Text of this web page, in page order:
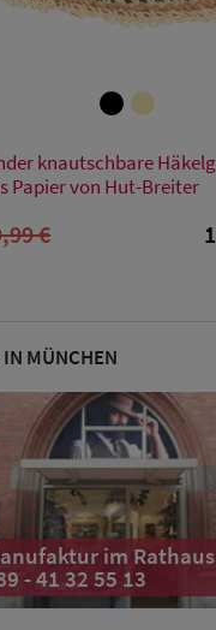
52 54
knautschbare
Papier von Hut-Breiter
€
IN MÜNCHEN
im Rathaus
- 41 32 55 13